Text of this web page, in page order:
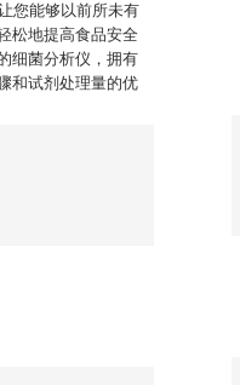
您能够以前所未有
松地提高食品安全
细菌分析仪，拥有
和试剂处理量的优